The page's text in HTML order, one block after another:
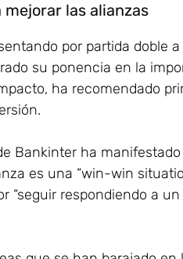
las alianzas
por partida doble
su ponencia en la
ha recomendado
Bankinter ha
es una “win-win
“seguir respondiendo a